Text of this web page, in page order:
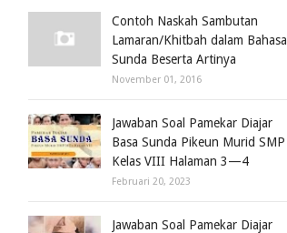
Contoh Naskah Sambutan
Lamaran/Khitbah dalam Bahasa
Sunda Beserta Artinya
November 01, 2016
Jawaban Soal Pamekar Diajar
Basa Sunda Pikeun Murid SMP
Kelas VIII Halaman 3—4
Februari 20, 2023
Jawaban Soal Pamekar Diajar